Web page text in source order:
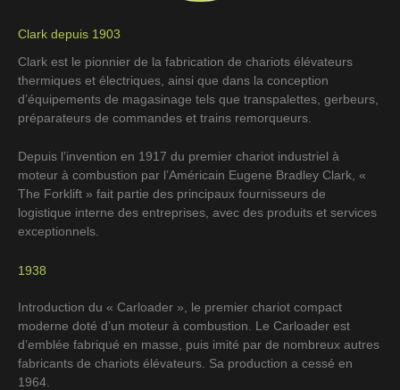
Clark depuis 1903
Clark est le pionnier de la fabrication de chariots élévateurs
thermiques et électriques, ainsi que dans la conception
d’équipements de magasinage tels que transpalettes, gerbeurs,
préparateurs de commandes et trains remorqueurs.
Depuis l’invention en 1917 du premier chariot industriel à
moteur à combustion par l’Américain Eugene Bradley Clark, «
The Forklift » fait partie des principaux fournisseurs de
logistique interne des entreprises, avec des produits et services
exceptionnels.
1938
Introduction du « Carloader », le premier chariot compact
moderne doté d’un moteur à combustion. Le Carloader est
d’emblée fabriqué en masse, puis imité par de nombreux autres
fabricants de chariots élévateurs. Sa production a cessé en
1964.